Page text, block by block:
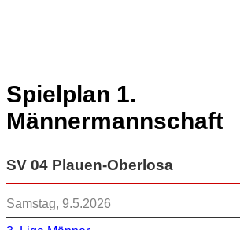
Spielplan 1.
Männermannschaft
SV 04 Plauen-Oberlosa
Samstag, 9.5.2026